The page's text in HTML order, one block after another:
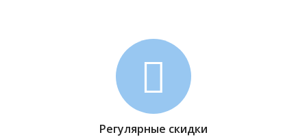
Регулярные скидки